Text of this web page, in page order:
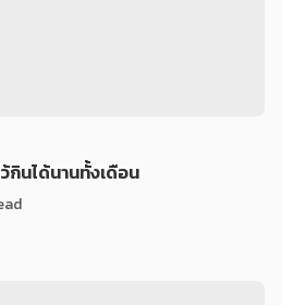
กินได้นานทั้งเดือน